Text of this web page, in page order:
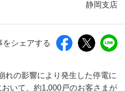
静岡支店
をシェアする
れの影響により発生した停電に
いて、約1,000戸のお客さまが